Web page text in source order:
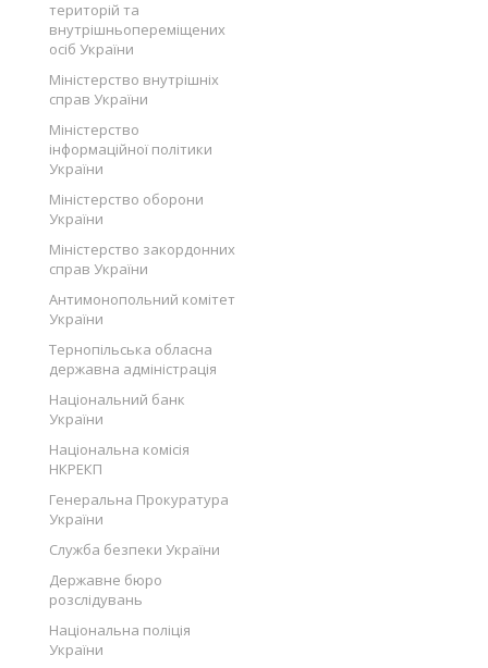
територій та
внутрішньопереміщених
осіб України
Міністерство внутрішніх
справ України
Міністерство
інформаційної політики
України
Міністерство оборони
України
Міністерство закордонних
справ України
Антимонопольний комітет
України
Тернопільська обласна
державна адміністрація
Національний банк
України
Національна комісія
НКРЕКП
Генеральна Прокуратура
України
Служба безпеки України
Державне бюро
розслідувань
Національна поліція
України